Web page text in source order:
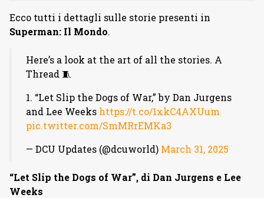
Ecco tutti i dettagli sulle storie presenti in
Superman: Il Mondo.
Here’s a look at the art of all the stories. A
Thread 🧵
1. “Let Slip the Dogs of War,” by Dan Jurgens
and Lee Weeks https://t.co/1xkC4AXUum
pic.twitter.com/SmMRrEMKa3
— DCU Updates (@dcuworld) March 31, 2025
“Let Slip the Dogs of War”, di Dan Jurgens e Lee
Weeks